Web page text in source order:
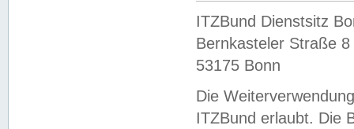
ITZBund Dienstsitz
Bernkasteler Straße 8
53175 Bonn
Die
ITZBund erlaubt. Die